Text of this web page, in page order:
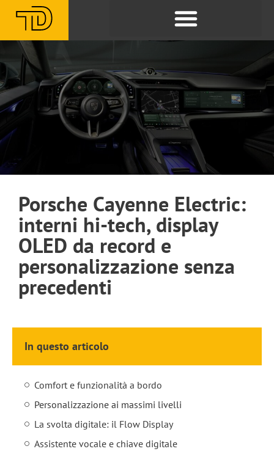
Porsche Cayenne Electric:
interni hi-tech, display
OLED da record e
personalizzazione senza
precedenti
In questo articolo
Comfort e funzionalità a bordo
Personalizzazione ai massimi livelli
La svolta digitale: il Flow Display
Assistente vocale e chiave digitale